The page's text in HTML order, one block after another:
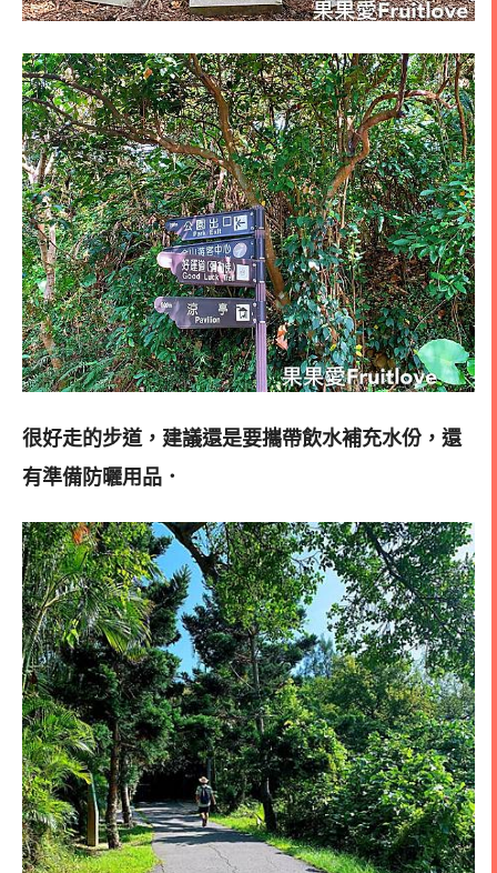
很好走的步道，建議還是要攜帶飲水補充水份，還
有準備防曬用品．